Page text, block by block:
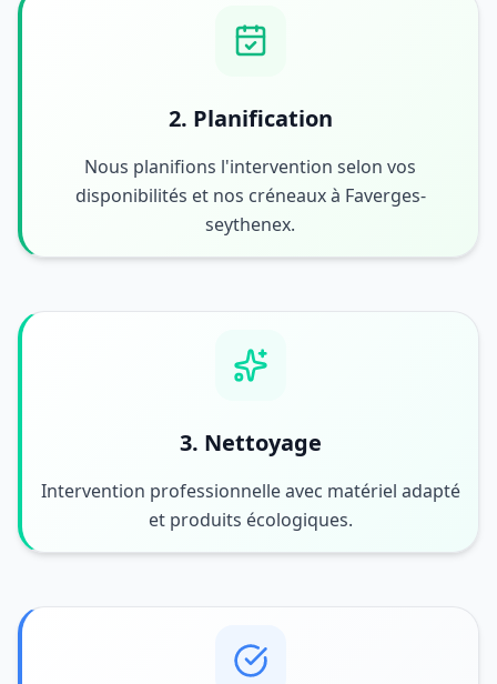
2. Planification
Nous planifions l'intervention selon vos
disponibilités et nos créneaux à Faverges-
seythenex.
3. Nettoyage
Intervention professionnelle avec matériel adapté
et produits écologiques.